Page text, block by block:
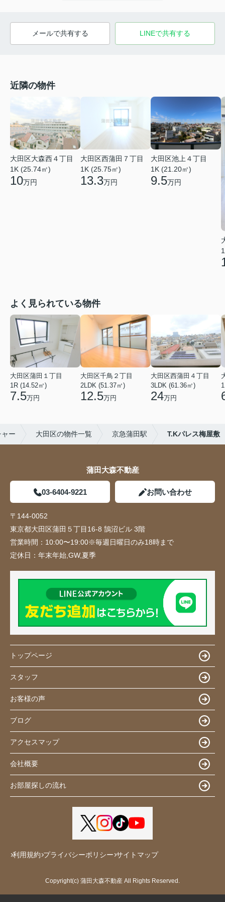
メールで共有する LINEで共有する
近隣の物件
大田区大森西４丁目
1K (25.74㎡)
10万円
大田区西蒲田７丁目
1K (25.75㎡)
13.3万円
大田区池上４丁目
1K (21.20㎡)
9.5万円
よく見られている物件
大田区蒲田１丁目
1R (14.52㎡)
7.5万円
大田区千鳥２丁目
2LDK (51.37㎡)
12.5万円
大田区西蒲田４丁目
3LDK (61.36㎡)
24万円
ー 大田区の物件一覧 京急蒲田駅 T.Kパレス梅屋敷
蒲田大森不動産
03-6404-9221 お問い合わせ
〒144-0052
東京都大田区蒲田５丁目16-8 鵠沼ビル 3階
営業時間： 10:00〜19:00※毎週日曜日のみ18時まで
定休日： 年末年始,GW,夏季
トップページ
スタッフ
お客様の声
ブログ
アクセスマップ
会社概要
お部屋探しの流れ
利用規約 プライバシーポリシー サイトマップ
Copyright(c) 蒲田大森不動産 All Rights Reserved.